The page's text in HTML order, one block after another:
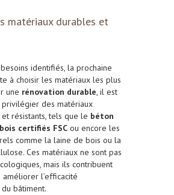
matériaux durables et
identifiés, la prochaine
à choisir les matériaux les plus
une rénovation durable, il est
des matériaux
résistants, tels que le béton
bois certifiés FSC ou encore les
comme la laine de bois ou la
Ces matériaux ne sont pas
mais ils contribuent
l’efficacité
bâtiment.